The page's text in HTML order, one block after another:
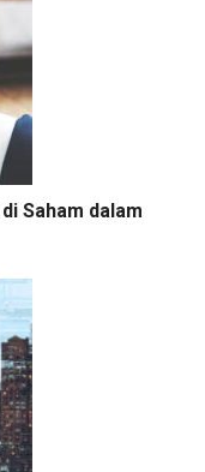
Saham dalam